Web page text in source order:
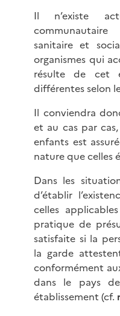
Il n’existe
sanitaire et
organismes qui
résulte de cet
différentes selon
Il conviendra
et au cas par
enfants est
nature que celles
Dans les
d’établir
celles
pratique de
satisfaite si la
la garde
conformément
dans le pays
établissement (cf.